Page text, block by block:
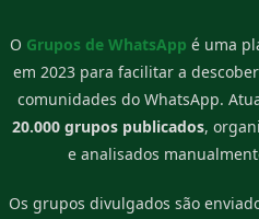
O Grupos de WhatsApp é uma
em 2023 para facilitar a
comunidades do WhatsApp.
20.000 grupos publicados,
e analisados
Os grupos divulgados são